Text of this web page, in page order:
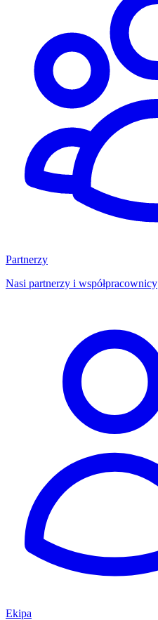
Partnerzy
Nasi partnerzy i współpracownicy
Ekipa